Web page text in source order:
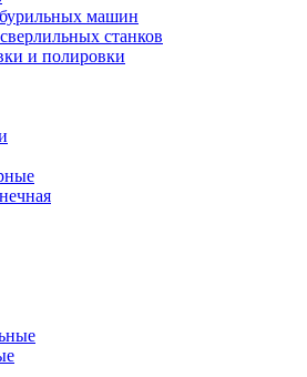
машин
станков
и полировки